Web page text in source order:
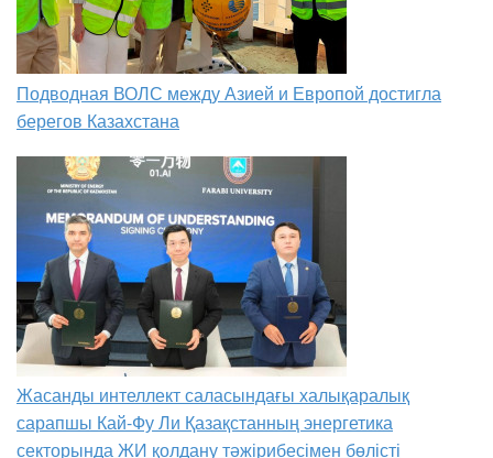
Подводная ВОЛС между Азией и Европой достигла
берегов Казахстана
Жасанды интеллект саласындағы халықаралық
сарапшы Кай-Фу Ли Қазақстанның энергетика
секторында ЖИ қолдану тәжірибесімен бөлісті